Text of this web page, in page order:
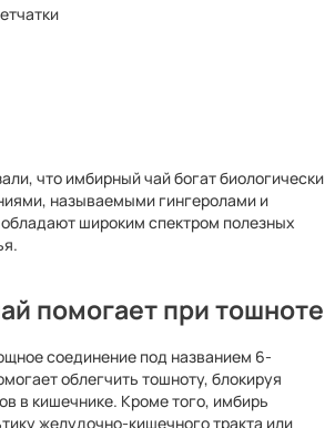
что имбирный чай богат биологически
называемыми гингеролами и
широким спектром полезных
помогает при тошноте
соединение под названием 6-
облегчить тошноту, блокируя
в кишечнике. Кроме того, имбирь
желудочно-кишечного тракта или